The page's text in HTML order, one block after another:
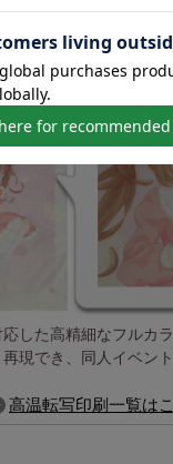
した高精細なフルカ
現でき、同人イベン
高温転写印刷一覧は